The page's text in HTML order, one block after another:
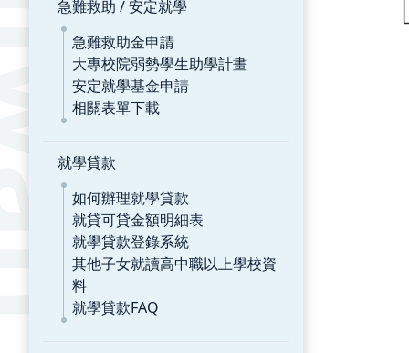
急難救助 / 安定就學
急難救助金申請
大專校院弱勢學生助學計畫
安定就學基金申請
相關表單下載
就學貸款
如何辦理就學貸款
就貸可貸金額明細表
就學貸款登錄系統
其他子女就讀高中職以上學校資
料
就學貸款FAQ